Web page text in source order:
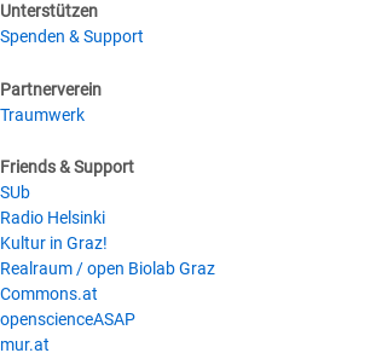
Unterstützen
Spenden & Support
Partnerverein
Traumwerk
Friends & Support
SUb
Radio Helsinki
Kultur in Graz!
Realraum / open Biolab Graz
Commons.at
openscienceASAP
mur.at